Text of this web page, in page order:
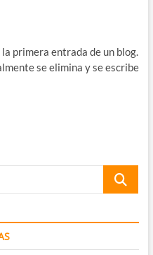
primera entrada de un blog.
se elimina y se escribe
Buscar